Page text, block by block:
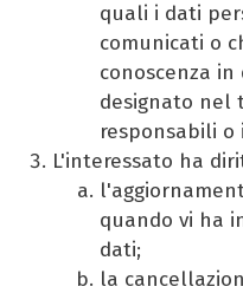
quali i dati
comunicati o
conoscenza
designato nel
responsabili o
L'interessato ha
quando vi ha
dati;
la